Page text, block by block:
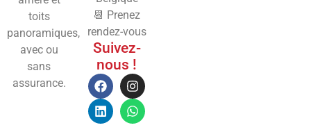
toits
panoramiques,
avec ou
sans
assurance.
📆 Prenez
rendez-vous
Suivez-
nous !